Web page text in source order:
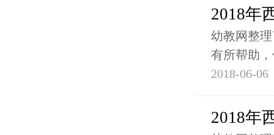
2018年
幼教网整
有所帮助
2018-06-06
2018年